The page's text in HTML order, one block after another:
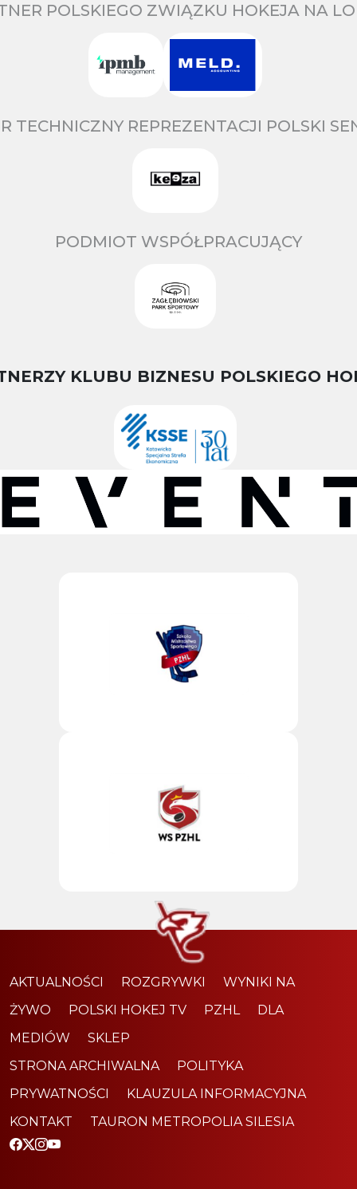
POLSKIEGO ZWIĄZKU HOKEJA NA
TECHNICZNY REPREZENTACJI POLSKI
PODMIOT WSPÓŁPRACUJĄCY
KLUBU BIZNESU POLSKIEGO
AKTUALNOŚCI ROZGRYWKI
WYNIKI NA
ŻYWO
POLSKI HOKEJ TV PZHL
DLA
MEDIÓW
SKLEP
STRONA ARCHIWALNA
POLITYKA
PRYWATNOŚCI
KLAUZULA INFORMACYJNA
KONTAKT
TAURON METROPOLIA SILESIA